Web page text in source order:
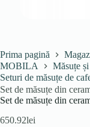
Prima pagină
MOBILA
Măsuțe
Seturi de măsuțe de
Set de măsuțe din
Set de măsuțe din
650.92lei